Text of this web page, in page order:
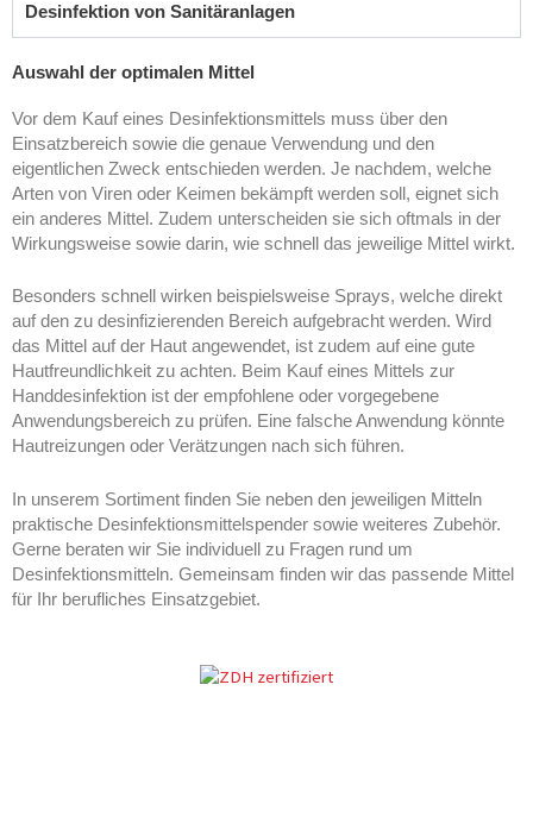
Desinfektion von Sanitäranlagen
Auswahl der optimalen Mittel
Vor dem Kauf eines Desinfektionsmittels muss über den
Einsatzbereich sowie die genaue Verwendung und den
eigentlichen Zweck entschieden werden. Je nachdem, welche
Arten von Viren oder Keimen bekämpft werden soll, eignet sich
ein anderes Mittel. Zudem unterscheiden sie sich oftmals in der
Wirkungsweise sowie darin, wie schnell das jeweilige Mittel wirkt.
Besonders schnell wirken beispielsweise Sprays, welche direkt
auf den zu desinfizierenden Bereich aufgebracht werden. Wird
das Mittel auf der Haut angewendet, ist zudem auf eine gute
Hautfreundlichkeit zu achten. Beim Kauf eines Mittels zur
Handdesinfektion ist der empfohlene oder vorgegebene
Anwendungsbereich zu prüfen. Eine falsche Anwendung könnte
Hautreizungen oder Verätzungen nach sich führen.
In unserem Sortiment finden Sie neben den jeweiligen Mitteln
praktische Desinfektionsmittelspender sowie weiteres Zubehör.
Gerne beraten wir Sie individuell zu Fragen rund um
Desinfektionsmitteln. Gemeinsam finden wir das passende Mittel
für Ihr berufliches Einsatzgebiet.